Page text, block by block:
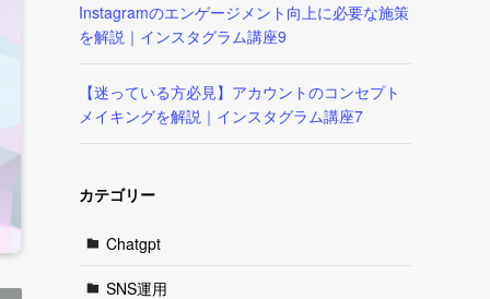
Instagramのエンゲージメント向上に必要な施策
を解説｜インスタグラム講座9
【迷っている方必見】アカウントのコンセプト
メイキングを解説｜インスタグラム講座7
カテゴリー
Chatgpt
SNS運用